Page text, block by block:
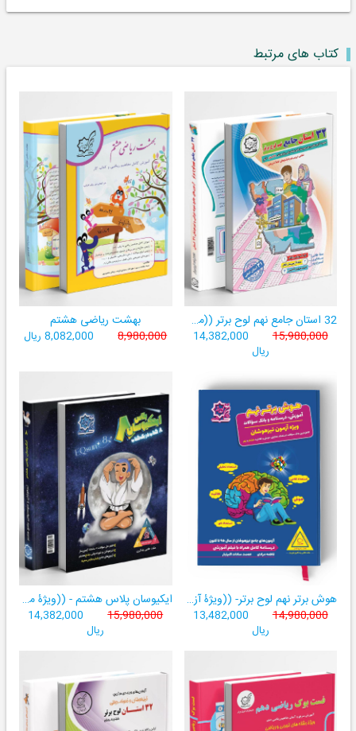
کتاب های مرتبط
32 استان جامع نهم لوح برتر ((مجموعه آزمون‌های وروردی دبیرستان‌های نمونه‌دولتی 31 استان کشور+ فیلم‌های آموزشی +سامانۀ آزمون ساز آنلاین))
15,980,000
14,382,000
ریال
بهشت ریاضی هشتم
8,980,000 8,082,000 ریال
هوش برتر نهم لوح برتر- ((ویژۀ آزمون تیزهوشان پایۀ نهم+ فیلم آموزشی + سامانۀ آزمون‌ساز رایگان))
14,980,000
13,482,000
ریال
ایکیوسان پلاس هشتم - ((ویژۀ مدارس نمونه دولتی، تیزهوشان و سمپاد+ فیلم‌های آموزشی+سامانۀ آزمون‌ساز رایگان))
15,980,000
14,382,000
ریال